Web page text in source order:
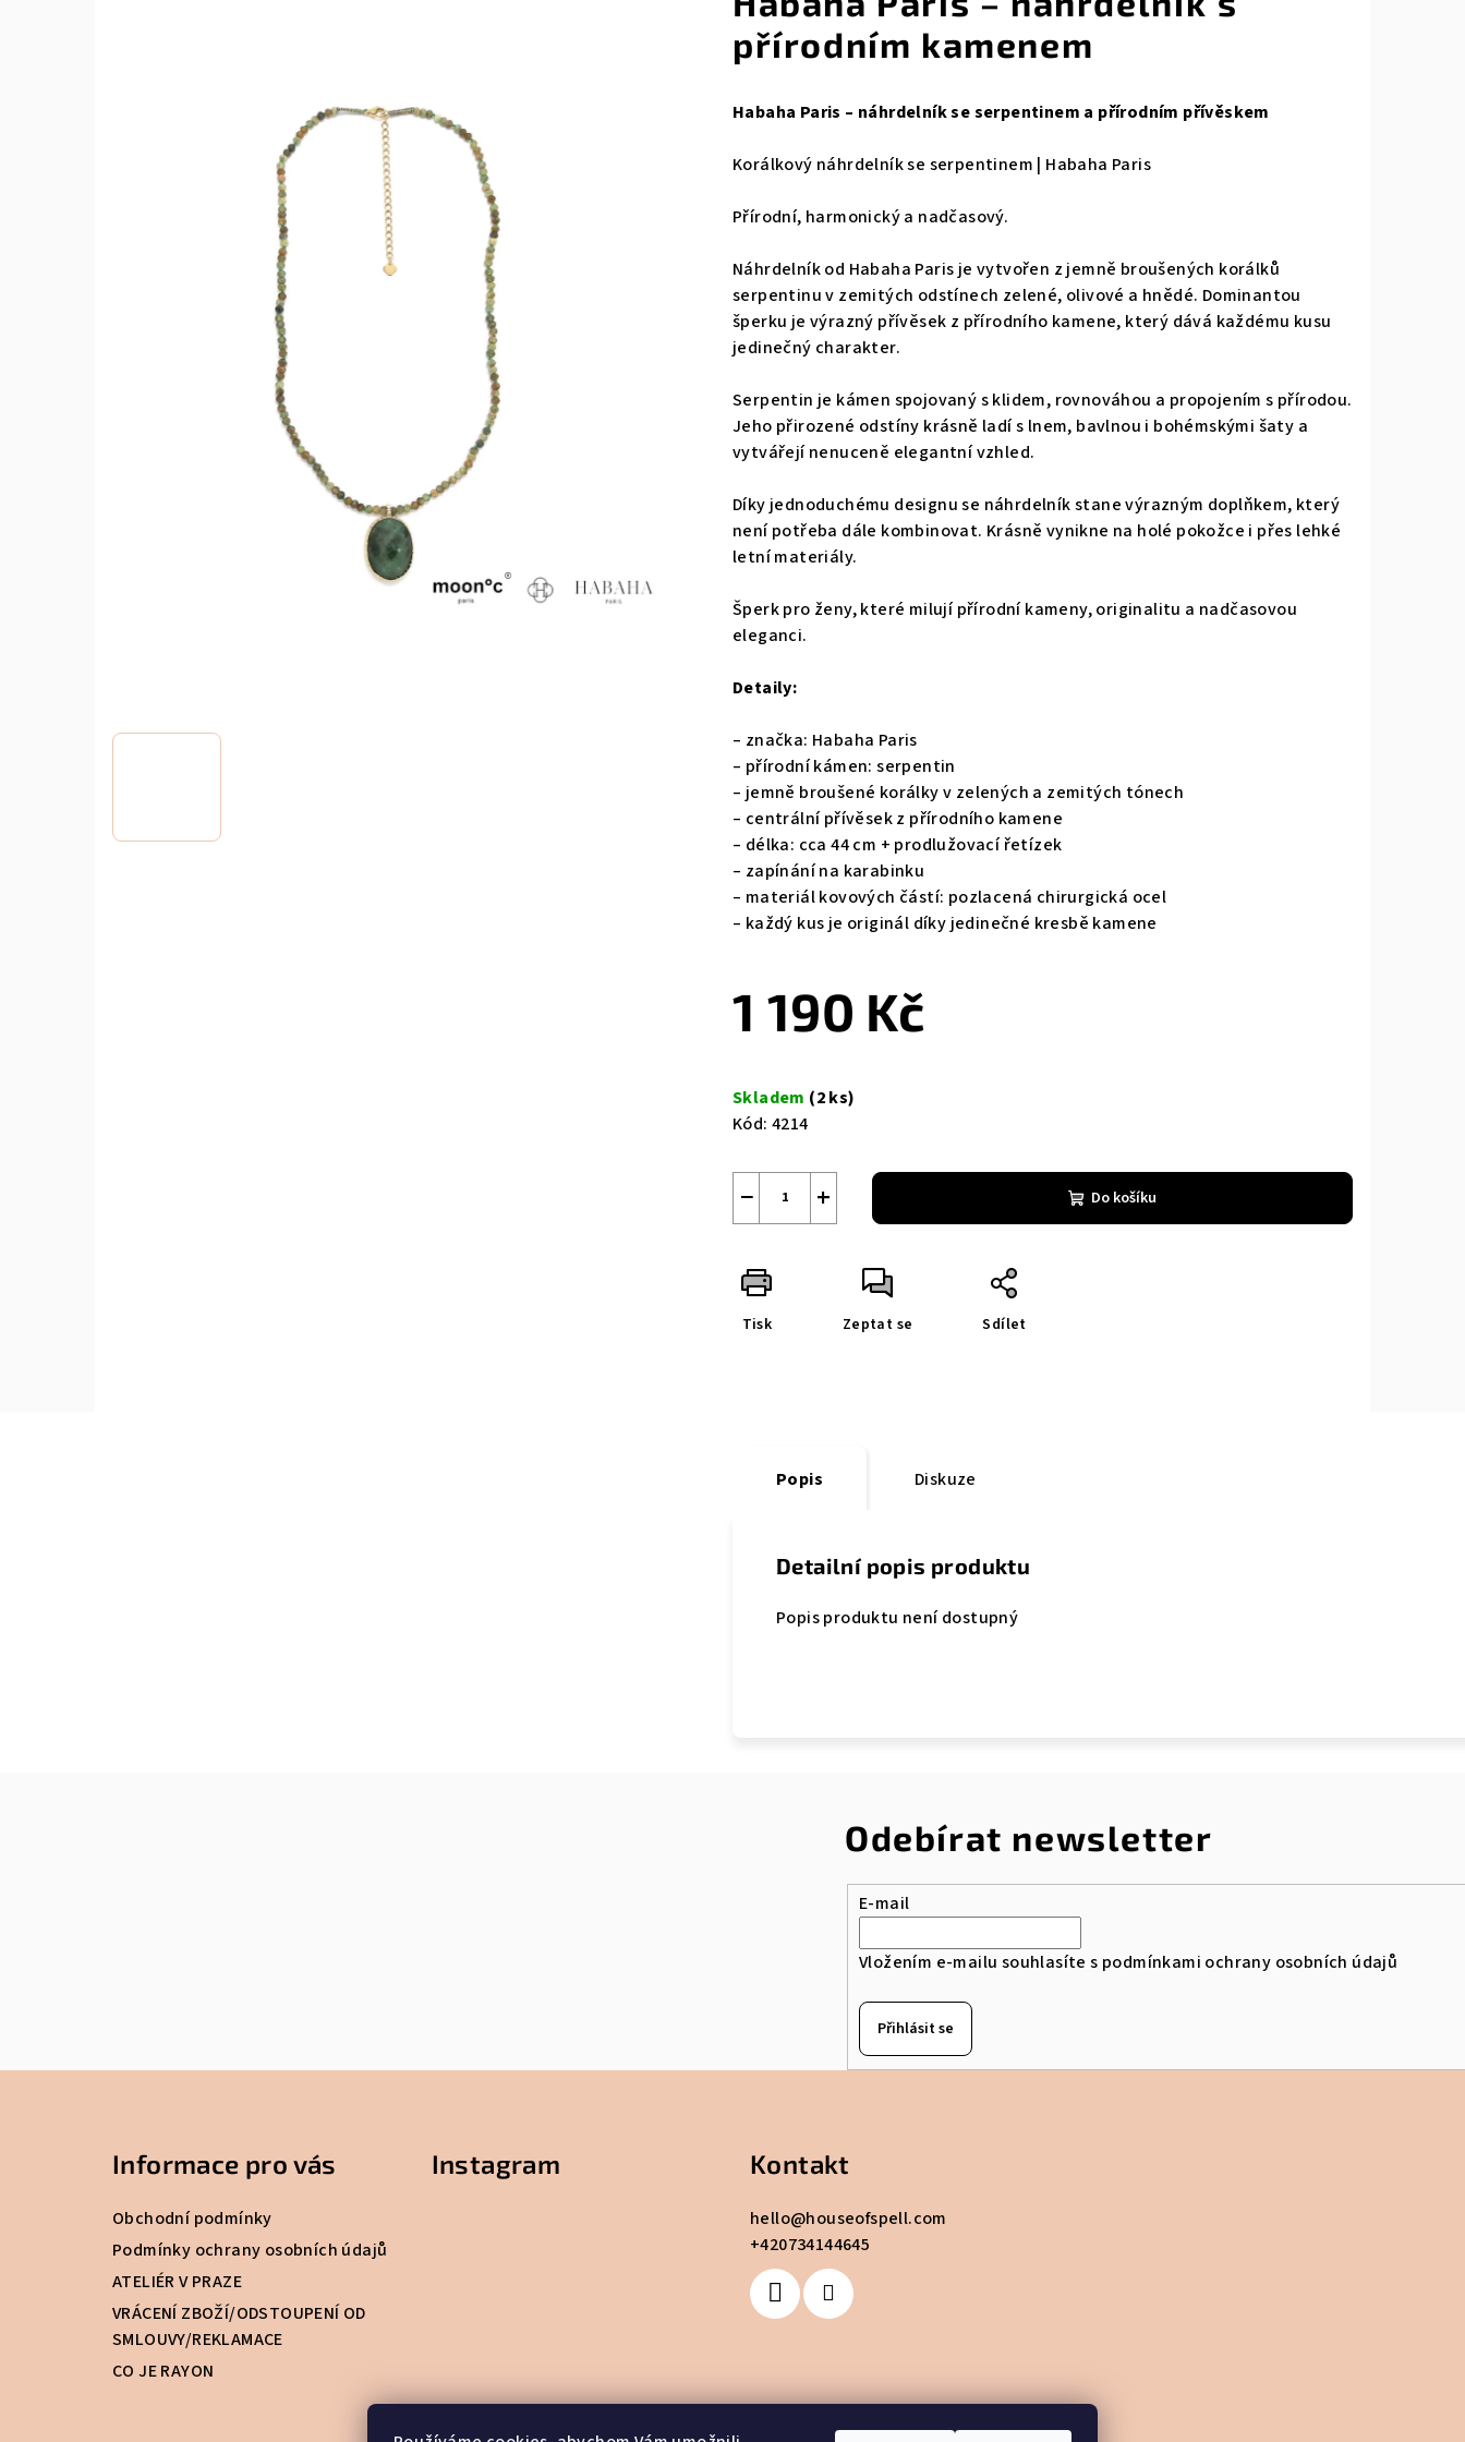
přírodním kamenem
Habaha Paris – náhrdelník se serpentinem a přírodním přívěskem
Korálkový náhrdelník se serpentinem | Habaha Paris
Přírodní, harmonický a nadčasový.
Náhrdelník od Habaha Paris je vytvořen z jemně broušených korálků
serpentinu v zemitých odstínech zelené, olivové a hnědé. Dominantou
šperku je výrazný přívěsek z přírodního kamene, který dává každému kusu
jedinečný charakter.
Serpentin je kámen spojovaný s klidem, rovnováhou a propojením s přírodou.
Jeho přirozené odstíny krásně ladí s lnem, bavlnou i bohémskými šaty a
vytvářejí nenuceně elegantní vzhled.
Díky jednoduchému designu se náhrdelník stane výrazným doplňkem, který
není potřeba dále kombinovat. Krásně vynikne na holé pokožce i přes lehké
letní materiály.
Šperk pro ženy, které milují přírodní kameny, originalitu a nadčasovou
eleganci.
Detaily:
– značka: Habaha Paris
– přírodní kámen: serpentin
– jemně broušené korálky v zelených a zemitých tónech
– centrální přívěsek z přírodního kamene
– délka: cca 44 cm + prodlužovací řetízek
– zapínání na karabinku
– materiál kovových částí: pozlacená chirurgická ocel
– každý kus je originál díky jedinečné kresbě kamene
1 190 Kč
cena:
Skladem (2 ks)
Kód: 4214
+
− Do košíku
Tisk Zeptat se Sdílet
Popis Diskuze
Detailní popis produktu
Popis produktu není dostupný
Odebírat newsletter
E-mail
Vložením e-mailu souhlasíte s podmínkami ochrany osobních údajů
Přihlásit se
Informace pro vás
Obchodní podmínky
Podmínky ochrany osobních údajů
ATELIÉR V PRAZE
VRÁCENÍ ZBOŽÍ/ODSTOUPENÍ OD
SMLOUVY/REKLAMACE
CO JE RAYON
Instagram Kontakt
hello@houseofspell.com
+420734144645